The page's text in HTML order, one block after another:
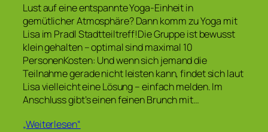
Lust auf eine entspannte Yoga-Einheit in
gemütlicher Atmosphäre? Dann komm zu Yoga mit
Lisa im Pradl Stadtteiltreff!Die Gruppe ist bewusst
klein gehalten – optimal sind maximal 10
PersonenKosten: Und wenn sich jemand die
Teilnahme gerade nicht leisten kann, findet sich laut
Lisa vielleicht eine Lösung – einfach melden. Im
Anschluss gibt’s einen feinen Brunch mit…
„Weiterlesen“